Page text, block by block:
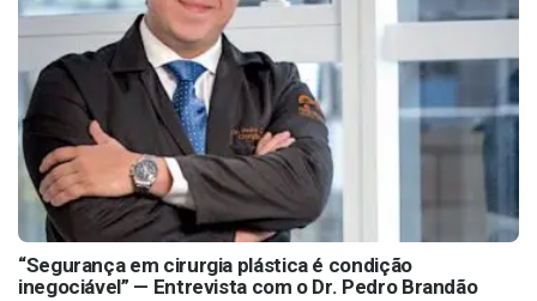
“Segurança em cirurgia plástica é condição
inegociável” — Entrevista com o Dr. Pedro Brandão